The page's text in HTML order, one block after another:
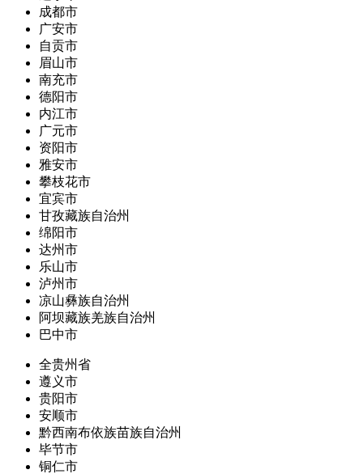
成都市
广安市
自贡市
眉山市
南充市
德阳市
内江市
广元市
资阳市
雅安市
攀枝花市
宜宾市
甘孜藏族自治州
绵阳市
达州市
乐山市
泸州市
凉山彝族自治州
阿坝藏族羌族自治州
巴中市
全贵州省
遵义市
贵阳市
安顺市
黔西南布依族苗族自治州
毕节市
铜仁市